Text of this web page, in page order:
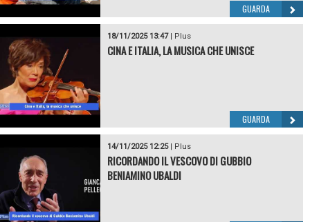
GUARDA
18/11/2025 13:47| Plus
CINA E ITALIA, LA MUSICA CHE UNISCE
GUARDA
14/11/2025 12:25| Plus
RICORDANDO IL VESCOVO DI GUBBIO
BENIAMINO UBALDI